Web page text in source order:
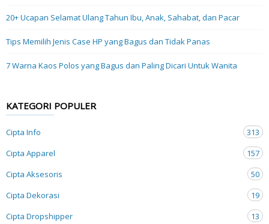
20+ Ucapan Selamat Ulang Tahun Ibu, Anak, Sahabat, dan Pacar
Tips Memilih Jenis Case HP yang Bagus dan Tidak Panas
7 Warna Kaos Polos yang Bagus dan Paling Dicari Untuk Wanita
KATEGORI POPULER
Cipta Info
313
Cipta Apparel
157
Cipta Aksesoris
50
Cipta Dekorasi
19
Cipta Dropshipper
13